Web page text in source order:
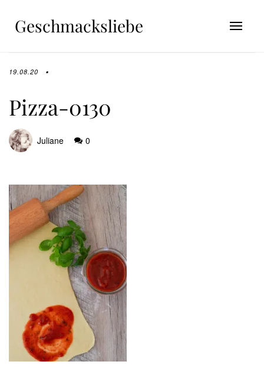
Geschmacksliebe
19.08.20
Pizza-0130
Juliane 0